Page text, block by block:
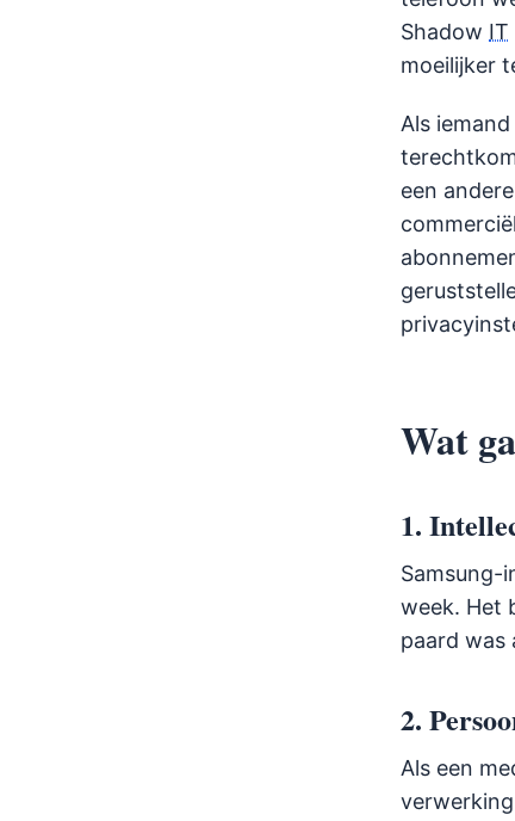
Shadow IT
moeilijker
Als
een
Wat
1.
Samsung-
week. Het
paard was
2.
Als een